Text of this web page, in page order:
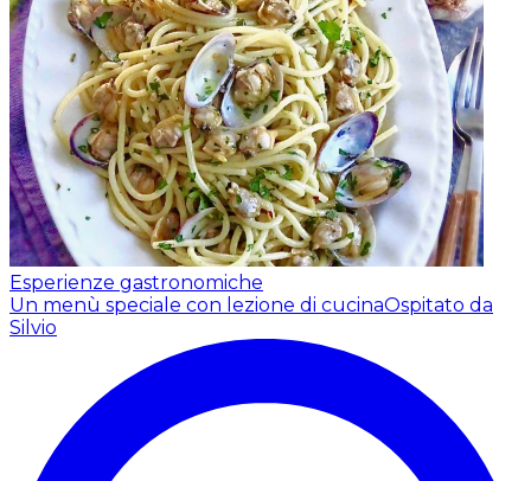
Esperienze gastronomiche
Un menù speciale con lezione di cucinaOspitato da
Silvio